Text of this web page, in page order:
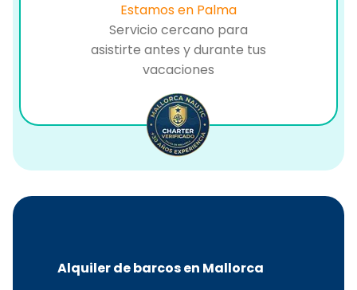
Estamos en Palma
Servicio cercano para
asistirte antes y durante tus
vacaciones
Alquiler de barcos en Mallorca